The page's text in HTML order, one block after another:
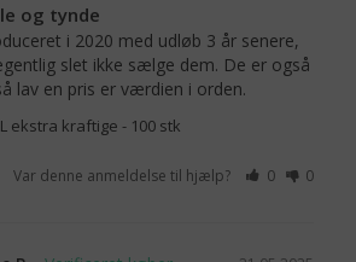
og tynde
i 2020 med udløb 3 år senere,
slet ikke sælge dem. De er også
lav en pris er værdien i orden.
ekstra kraftige - 100 stk
Var denne anmeldelse til hjælp? 0 0